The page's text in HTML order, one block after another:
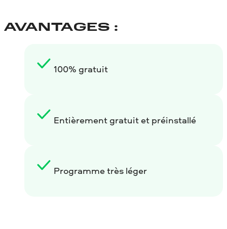
AVANTAGES :
100% gratuit
Entièrement gratuit et préinstallé
Programme très léger